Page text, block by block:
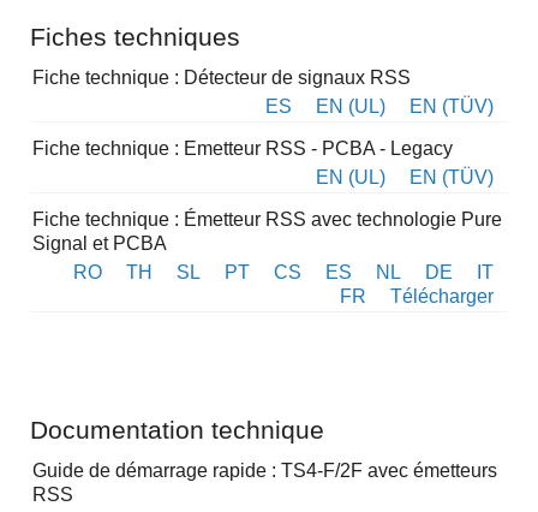
Fiches techniques
Fiche technique : Détecteur de signaux RSS
ES
EN (UL) EN (TÜV)
Fiche technique : Emetteur RSS - PCBA - Legacy
EN (UL)
EN (TÜV)
Fiche technique : Émetteur RSS avec technologie Pure
Signal et PCBA
RO
TH SL PT CS ES NL DE
IT
FR
Télécharger
Documentation technique
Guide de démarrage rapide : TS4-F/2F avec émetteurs
RSS